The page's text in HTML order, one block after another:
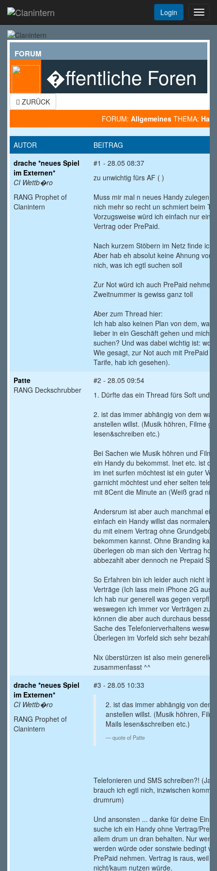
Login
FORUM
�ffentliche Foren
ZURÜCK
FORUM: Allgemeines THEMA:
AUTOR
BEITRAG
drache *neues Spiel
im Externen*
CI Wettb�ro
RANG Prophet of
Clanintern
#1 - 28.05 08:37
zu unwichtig fürs AF ( )
Muss mir mal n neues Handy zulegen.
nich mehr so recht un schmiert beim
Vorzugsweise würd ich einfach nur ein
Vertrag oder PrePaid.
Nach kurzem Stöbern im Netz finde
Aber hab eh absolut keine Ahnung von
nich, was ich egtl suchen soll
Zur Not würd ich auch PrePaid
Zweitnummer is gewiss ganz toll
Aber zum Thread hier:
Ich hab also keinen Plan von dem, was
lieber in ein Geschäft gehen und mich
suchen? Und was dabei wichtig ist: wo
Wie gesagt, zur Not auch mit PrePaid
Tarife, hab ich gesehen).
Patte
RANG Deckschrubber
#2 - 28.05 09:54
1. Dürfte das ein Thread fürs Soft und
2. ist das immer abhängig von dem
anstellen willst. (Musik höhren, Filme
lesen&schreiben etc.)
Bei Sachen wie Musik höhren und
ein Handy du bekommst. Inet etc. ist
im inet surfen möchtest ist ein guter
garnicht möchtest und eher selten
mit 8Cent die Minute an (Weiß grad
Andersrum ist aber auch manchmal
einfach ein Handy willst das
du mit einem Vertrag ohne
bekommen kannst. Ohne Branding
überlegen ob man sich den Vertrag
abbezahlt aber dennoch ne Prepaid
So Erfahren bin ich leider auch nicht in
Verträge (Ich lass mein iPhone 2G aus
Ich hab nur generell was gegen
weswegen ich immer vor Verträgen
können die aber auch durchaus besser
Sache des Telefonierverhaltens
Überlegen im Vorfeld sich sehr bezahlt
Nix überstürzen ist also mein
zusammenfasst ^^
drache *neues Spiel
im Externen*
CI Wettb�ro
RANG Prophet of
Clanintern
#3 - 28.05 10:33
2. ist das immer abhängig von dem
anstellen willst. (Musik höhren,
Mails lesen&schreiben etc.)
quote of Patte
Telefonieren und SMS schreiben?! (Ja,
brauch ich egtl nich, inzwischen kommt
drumrum)
Und ansonsten ... danke für deine
suche ich ein Handy ohne Vertrag/
allem drum un dran behalten. Nur
werden würde oder sonstwie bedingt
PrePaid nehmen. Vertrag is raus, weil
nicht/kaum nutzen würde.